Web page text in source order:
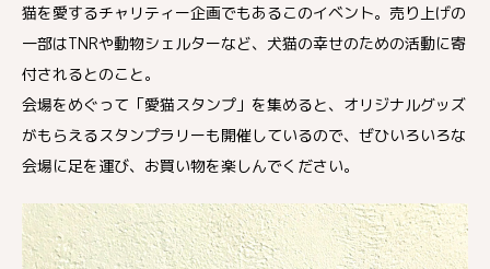
猫を愛するチャリティー企画でもあるこのイベント。売り上げの
一部はTNRや動物シェルターなど、犬猫の幸せのための活動に寄
付されるとのこと。
会場をめぐって「愛猫スタンプ」を集めると、オリジナルグッズ
がもらえるスタンプラリーも開催しているので、ぜひいろいろな
会場に足を運び、お買い物を楽しんでください。